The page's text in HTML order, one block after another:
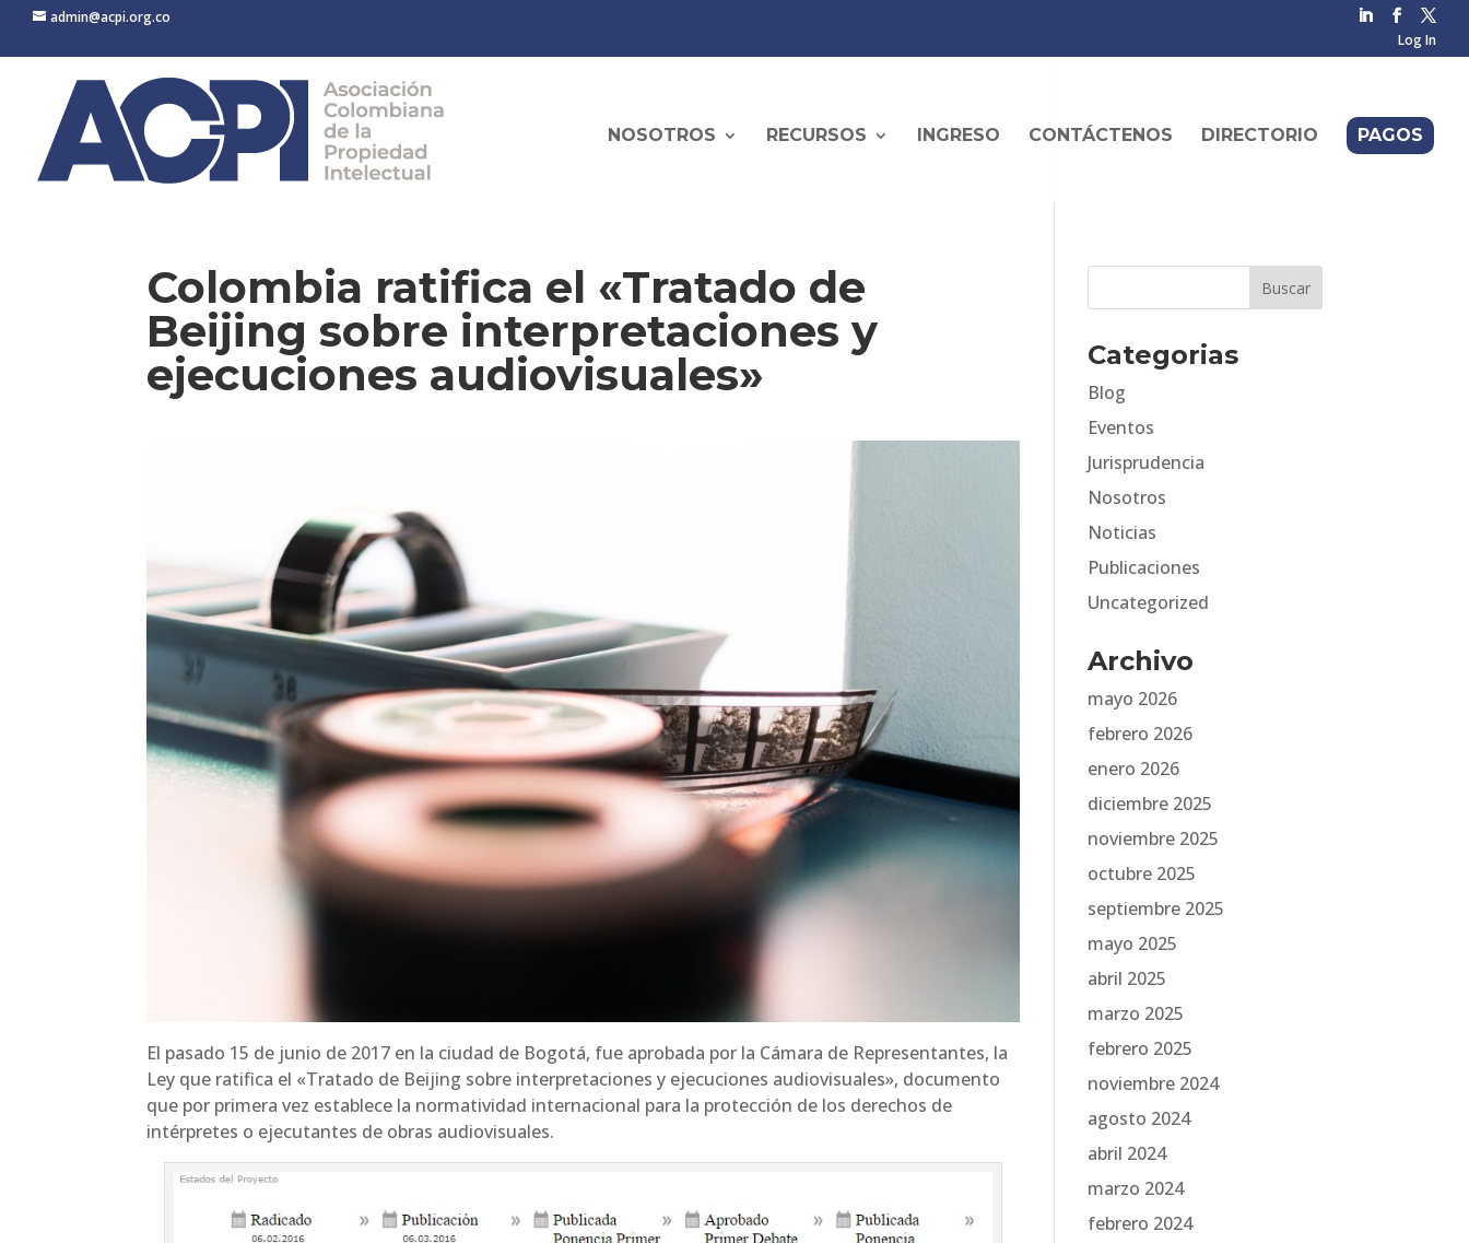
admin@acpi.org.co
Log In
NOSOTROS RECURSOS INGRESO CONTÁCTENOS DIRECTORIO PAGOS
Colombia ratifica el «Tratado de
Beijing sobre interpretaciones y
ejecuciones audiovisuales»
El pasado 15 de junio de 2017 en la ciudad de Bogotá, fue aprobada por la Cámara de Representantes, la
Ley que ratifica el «Tratado de Beijing sobre interpretaciones y ejecuciones audiovisuales», documento
que por primera vez establece la normatividad internacional para la protección de los derechos de
intérpretes o ejecutantes de obras audiovisuales.
Categorias
Blog
Eventos
Jurisprudencia
Nosotros
Noticias
Publicaciones
Uncategorized
Archivo
mayo 2026
febrero 2026
enero 2026
diciembre 2025
noviembre 2025
octubre 2025
septiembre 2025
mayo 2025
abril 2025
marzo 2025
febrero 2025
noviembre 2024
agosto 2024
abril 2024
marzo 2024
febrero 2024